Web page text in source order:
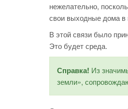
нежелательно,
свои выходные дома в
В этой связи было
Это будет среда.
Справка! Из
земли»,